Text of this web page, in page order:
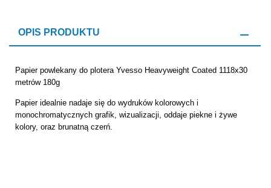
OPIS PRODUKTU
Papier powlekany do plotera Yvesso Heavyweight Coated 1118x30
metrów 180g
Papier idealnie nadaje się do wydruków kolorowych i
monochromatycznych grafik, wizualizacji, oddaje piekne i żywe
kolory, oraz brunatną czerń.